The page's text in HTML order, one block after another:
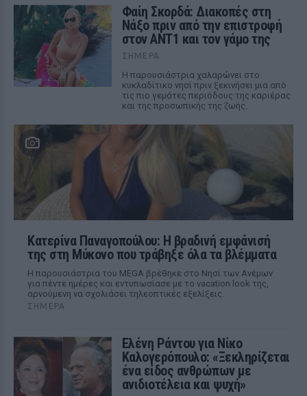
Φαίη Σκορδά: Διακοπές στη
Νάξο πριν από την επιστροφή
στον ΑΝΤ1 και τον γάμο της
ΣΉΜΕΡΑ
Η παρουσιάστρια χαλαρώνει στο
κυκλαδίτικο νησί πριν ξεκινήσει μια από
τις πιο γεμάτες περιόδους της καριέρας
και της προσωπικής της ζωής.
Κατερίνα Παναγοπούλου: Η βραδινή εμφάνισή
της στη Μύκονο που τράβηξε όλα τα βλέμματα
Η παρουσιάστρια του MEGA βρέθηκε στο Νησί των Ανέμων
για πέντε ημέρες και εντυπωσίασε με το vacation look της,
αρνούμενη να σχολιάσει τηλεοπτικές εξελίξεις.
ΣΉΜΕΡΑ
Ελένη Ράντου για Νίκο
Καλογερόπουλο: «Ξεκληρίζεται
ένα είδος ανθρώπων με
ανιδιοτέλεια και ψυχή»